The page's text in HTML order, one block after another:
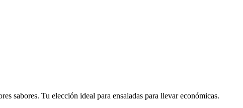
sabores. Tu elección ideal para ensaladas para llevar económicas.